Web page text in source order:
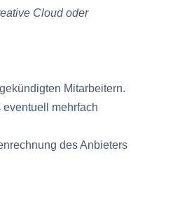
Cloud oder
Mitarbeitern.
mehrfach
des Anbieters